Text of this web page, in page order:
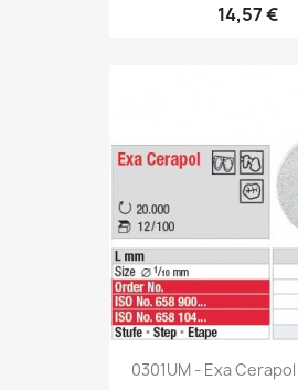
14,57 €
0301UM - Exa